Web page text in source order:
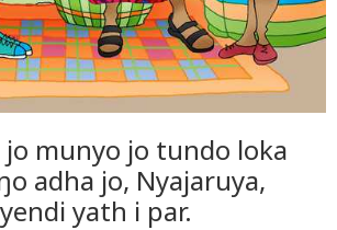
jo munyo jo tundo loka
adha jo, Nyajaruya,
yath i par.